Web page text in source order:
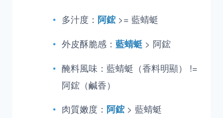
多汁度： 阿鋐 >= 藍蜻蜓
外皮酥脆感： 藍蜻蜓 > 阿鋐
醃料風味：藍蜻蜓（香料明顯） !=
阿鋐（鹹香）
肉質嫩度： 阿鋐 > 藍蜻蜓